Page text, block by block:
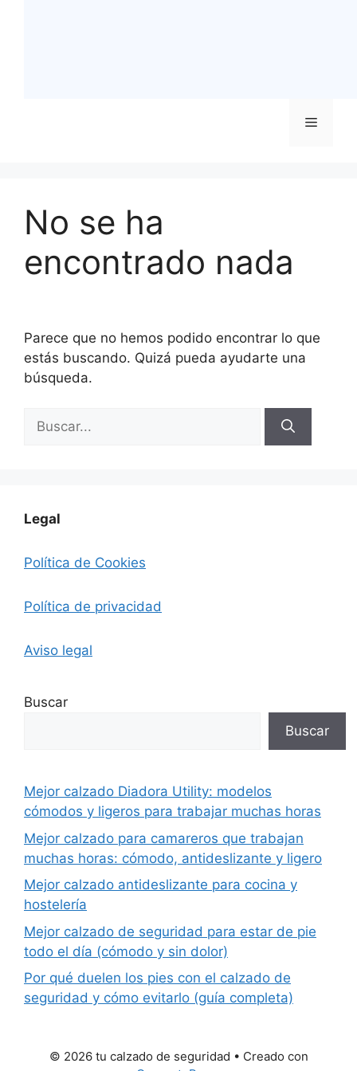
Menú
No se ha
encontrado nada
Parece que no hemos podido encontrar lo que
estás buscando. Quizá pueda ayudarte una
búsqueda.
Buscar:
Legal
Política de Cookies
Política de privacidad
Aviso legal
Buscar
Buscar
Mejor calzado Diadora Utility: modelos
cómodos y ligeros para trabajar muchas horas
Mejor calzado para camareros que trabajan
muchas horas: cómodo, antideslizante y ligero
Mejor calzado antideslizante para cocina y
hostelería
Mejor calzado de seguridad para estar de pie
todo el día (cómodo y sin dolor)
Por qué duelen los pies con el calzado de
seguridad y cómo evitarlo (guía completa)
© 2026 tu calzado de seguridad • Creado con